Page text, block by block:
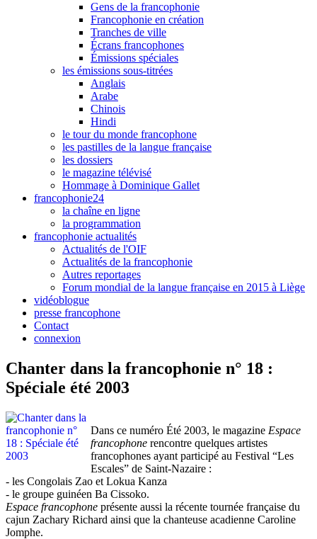
Gens de la francophonie
Francophonie en création
Tranches de ville
Écrans francophones
Émissions spéciales
les émissions sous-titrées
Anglais
Arabe
Chinois
Hindi
le tour du monde francophone
les pastilles de la langue française
les dossiers
le magazine télévisé
Hommage à Dominique Gallet
francophonie24
la chaîne en ligne
la programmation
francophonie actualités
Actualités de l'OIF
Actualités de la francophonie
Autres reportages
Forum mondial de la langue française en 2015 à Liège
vidéoblogue
presse francophone
Contact
connexion
Chanter dans la francophonie n° 18 :
Spéciale été 2003
Dans ce numéro Été 2003, le magazine Espace
francophone rencontre quelques artistes
francophones ayant participé au Festival “Les
Escales” de Saint-Nazaire :
- les Congolais Zao et Lokua Kanza
- le groupe guinéen Ba Cissoko.
Espace francophone présente aussi la récente tournée française du
cajun Zachary Richard ainsi que la chanteuse acadienne Caroline
Jomphe.